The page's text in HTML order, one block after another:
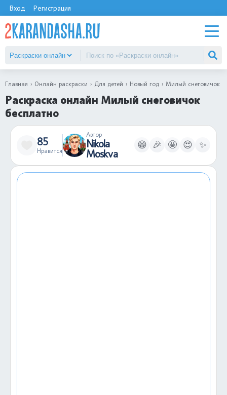
Вход Регистрация
Главная Онлайн раскраски Для детей Новый год Милый снеговичок
Раскраска онлайн Милый снеговичок
бесплатно
85
Нравится
Автор
Nikola
Moskva
😁 🎉 🤩 😍 ✨